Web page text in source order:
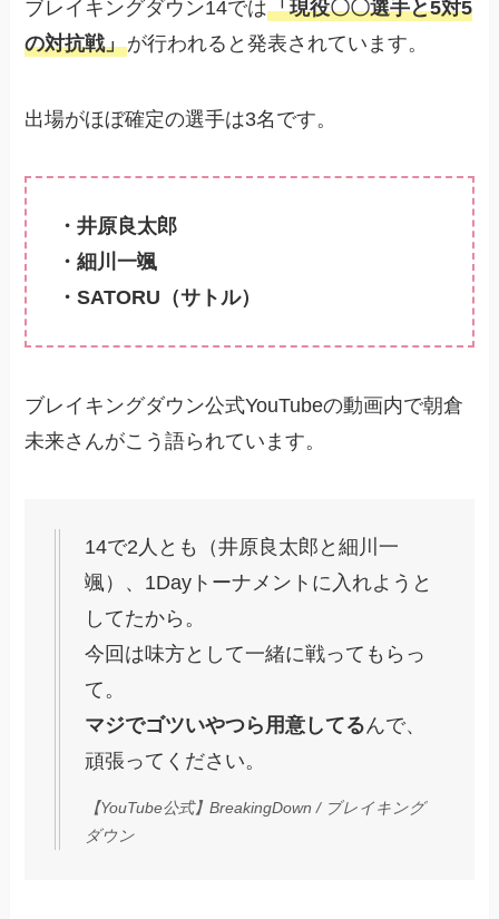
ブレイキングダウン14では「現役〇〇選手と5対5
の対抗戦」が行われると発表されています。
出場がほぼ確定の選手は3名です。
・井原良太郎
・細川一颯
・SATORU（サトル）
ブレイキングダウン公式YouTubeの動画内で朝倉
未来さんがこう語られています。
14で2人とも（井原良太郎と細川一
颯）、1Dayトーナメントに入れようと
してたから。
今回は味方として一緒に戦ってもらっ
て。
マジでゴツいやつら用意してるんで、
頑張ってください。
【YouTube公式】BreakingDown / ブレイキング
ダウン